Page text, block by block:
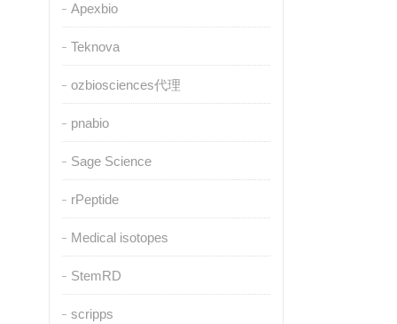
Apexbio
Teknova
ozbiosciences代理
pnabio
Sage Science
rPeptide
Medical isotopes
StemRD
scripps